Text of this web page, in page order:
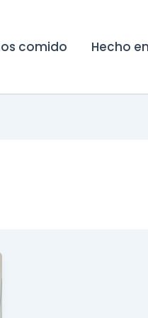
comido Hecho